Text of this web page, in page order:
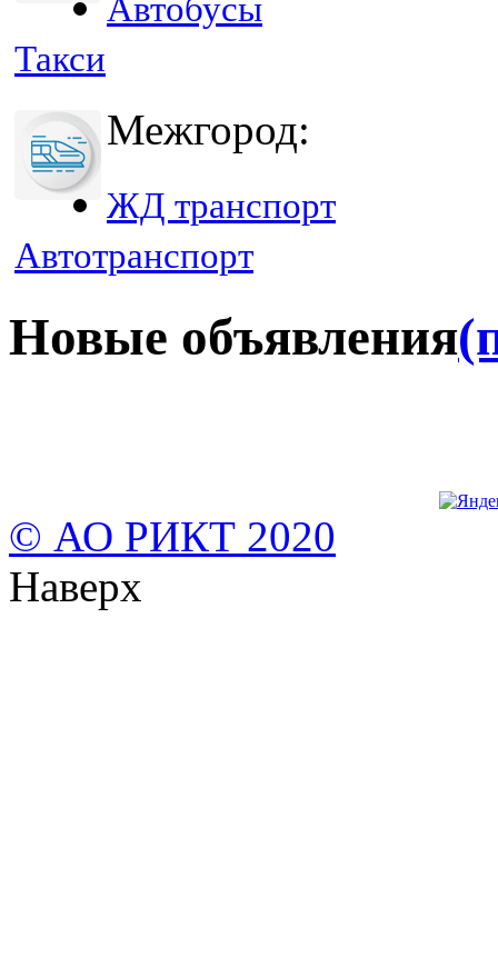
Автобусы
Такси
Межгород:
ЖД транспорт
Автотранспорт
Новые объявления
© АО РИКТ 2020
Наверх